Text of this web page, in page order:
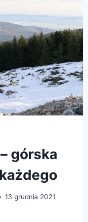
górska
13 grudnia 2021